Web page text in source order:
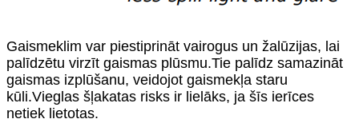
Gaismeklim var piestiprināt vairogus un žalūzijas, lai
palīdzētu virzīt gaismas plūsmu.Tie palīdz samazināt
gaismas izplūšanu, veidojot gaismekļa staru
kūli.Vieglas šļakatas risks ir lielāks, ja šīs ierīces
netiek lietotas.